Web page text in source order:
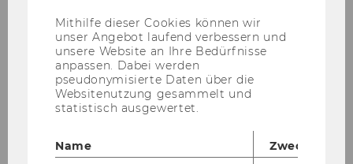
Mithilfe dieser Cookies können wir
unser Angebot laufend verbessern und
unsere Website an Ihre Bedürfnisse
anpassen. Dabei werden
pseudonymisierte Daten über die
Websitenutzung gesammelt und
statistisch ausgewertet.
Name
Zweck